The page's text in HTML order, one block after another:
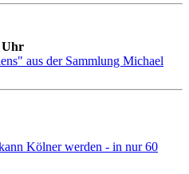
Uhr
aus der Sammlung Michael
Kölner werden - in nur 60